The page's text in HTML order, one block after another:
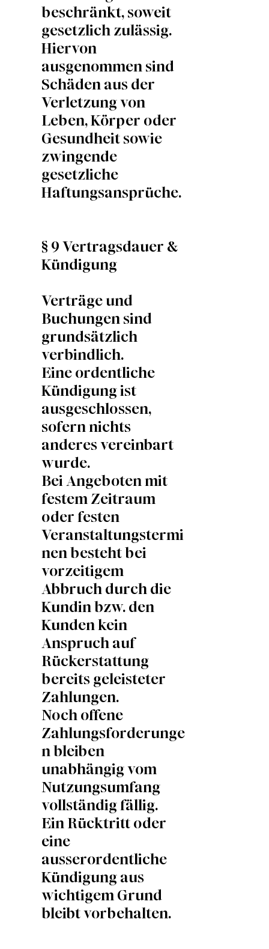
beschränkt, soweit
gesetzlich zulässig.
Hiervon
ausgenommen sind
Schäden aus der
Verletzung von
Leben, Körper oder
Gesundheit sowie
zwingende
gesetzliche
Haftungsansprüche.
§ 9 Vertragsdauer &
Kündigung
Verträge und
Buchungen sind
grundsätzlich
verbindlich.
Eine ordentliche
Kündigung ist
ausgeschlossen,
sofern nichts
anderes vereinbart
wurde.
Bei Angeboten mit
festem Zeitraum
oder festen
Veranstaltungstermi
nen besteht bei
vorzeitigem
Abbruch durch die
Kundin bzw. den
Kunden kein
Anspruch auf
Rückerstattung
bereits geleisteter
Zahlungen.
Noch offene
Zahlungsforderunge
n bleiben
unabhängig vom
Nutzungsumfang
vollständig fällig.
Ein Rücktritt oder
eine
ausserordentliche
Kündigung aus
wichtigem Grund
bleibt vorbehalten.